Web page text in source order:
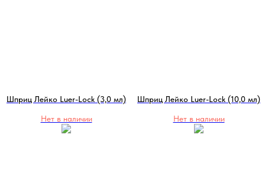
Шприц Лейко Luer-Lock (3,0 мл)
Нет в наличии
Шприц Лейко Luer-Lock (10,0 мл)
Нет в наличии